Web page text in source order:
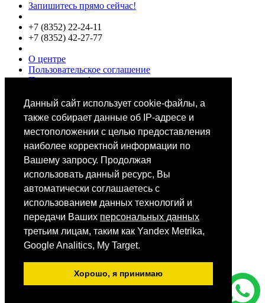
Данный сайт использует cookie-файлы, а
также собирает данные об IP-адресе и
местоположении с целью предоставления
наиболее корректной информации по
Вашему запросу. Продолжая
использовать данный ресурс, Вы
автоматически соглашаетесь с
использованием данных технологий и
передачи Ваших персональных данных
третьим лицам, таким как Yandex Metrika,
Google Analitics, My Target.
Хорошо, я принимаю
Запишитесь прямо сейчас!
+7 (8352) 22-24-11
+7 (8352) 42-27-77
О центре
Пользовательское соглашение
Политики конфиденциальности
Специалисты
Выбор звезд
Мобильное приложение
Android iOS
App Store
Все фотографии размещены на сайте на основании ст.152.1.